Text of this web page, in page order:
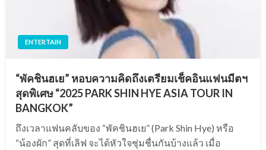
ENTERTAIN
“พัคชินฮเย” หอบความคิดถึงเตรียมเช็คอินแฟนมีตฯ
สุดพิเศษ “2025 PARK SHIN HYE ASIA TOUR IN
BANGKOK”
ถึงเวลาแฟนคลับของ “พัคชินฮเย” (Park Shin Hye) หรือ
“น้องผัก” สุดที่เลิฟ จะได้หัวใจชุ่มชื่นกันบ้างแล้ว เมื่อ